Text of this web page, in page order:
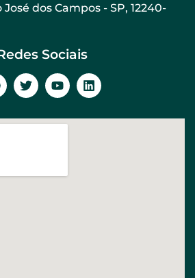
dos Campos - SP, 12240-
Sociais